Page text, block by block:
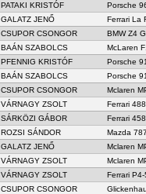
PATAKI KRISTÓF
Porsche
GALATZ JENŐ
Ferrari La
CSUPOR CSONGOR
BMW Z4
BAÁN SZABOLCS
McLaren
PFENNIG KRISTÓF
Porsche
BAÁN SZABOLCS
Porsche
CSUPOR CSONGOR
Mclaren
VÁRNAGY ZSOLT
Ferrari
SÁRKÖZI GÁBOR
Ferrari
ROZSI SÁNDOR
Mazda
GALATZ JENŐ
Mclaren
VÁRNAGY ZSOLT
Mclaren
VÁRNAGY ZSOLT
Ferrari
CSUPOR CSONGOR